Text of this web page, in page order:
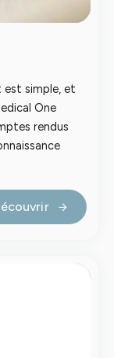
est simple, et
One
rendus